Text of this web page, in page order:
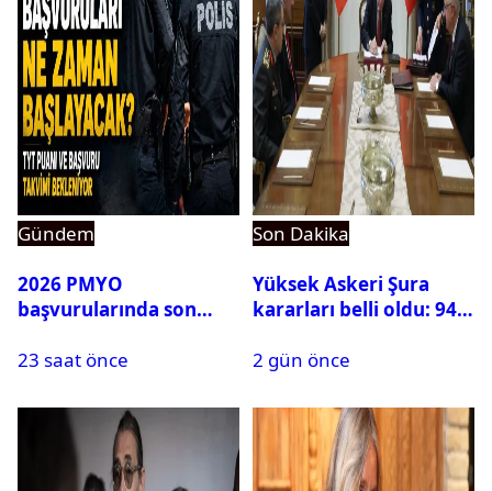
Gündem
2026 PMYO
başvurularında son
23 saat önce
Son Dakika
Yüksek Askeri Şura
kararları belli oldu: 94
2 gün önce